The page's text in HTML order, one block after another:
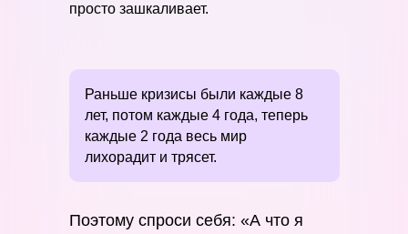
просто зашкаливает.
Раньше кризисы были каждые 8
лет, потом каждые 4 года, теперь
каждые 2 года весь мир
лихорадит и трясет.
Поэтому спроси себя: «А что я